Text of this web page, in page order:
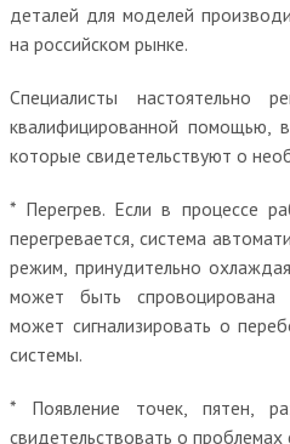
деталей для моделей
на российском рынке.
Специалисты настоятельно
квалифицированной помощью, в
которые свидетельствуют о
* Перегрев. Если в процессе
перегревается, система
режим, принудительно
может быть спровоцирована
может сигнализировать о
системы.
* Появление точек, пятен,
свидетельствовать о проблемах